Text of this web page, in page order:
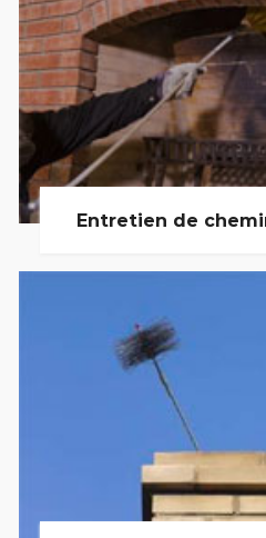
Entretien de